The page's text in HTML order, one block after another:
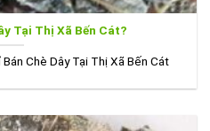
Tại Thị Xã Bến Cát?
Chè Dây Tại Thị Xã Bến Cát